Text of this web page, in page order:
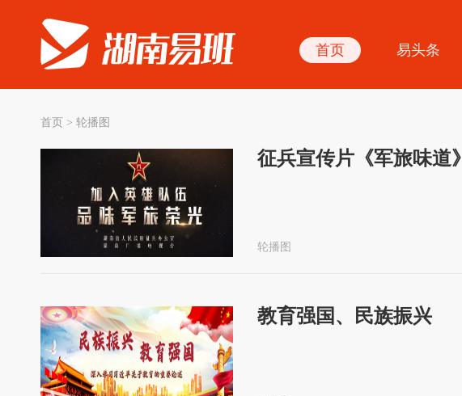
首页 易头条
首页 > 轮播图
征兵宣传片《军旅味道》
轮播图
教育强国、民族振兴